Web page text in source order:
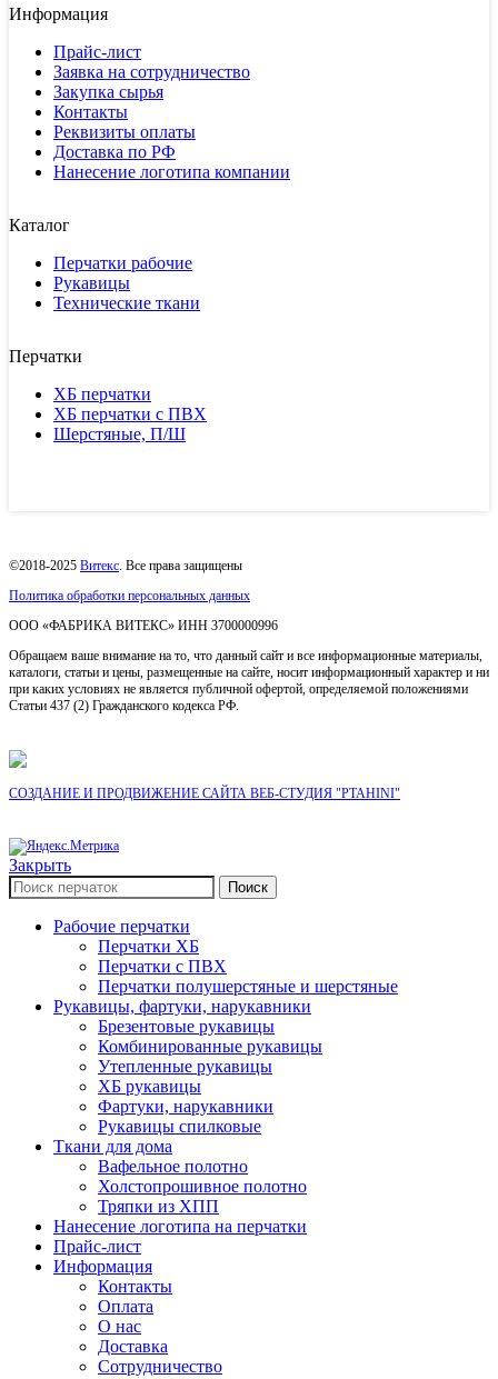
Информация
Прайс-лист
Заявка на сотрудничество
Закупка сырья
Контакты
Реквизиты оплаты
Доставка по РФ
Нанесение логотипа компании
Каталог
Перчатки рабочие
Рукавицы
Технические ткани
Перчатки
ХБ перчатки
ХБ перчатки с ПВХ
Шерстяные, П/Ш
©2018-2025 Витекс. Все права защищены
Политика обработки персональных данных
ОOO «ФАБРИКА ВИТЕКС» ИНН 3700000996
Обращаем ваше внимание на то, что данный сайт и все информационные материалы,
каталоги, статьи и цены, размещенные на сайте, носит информационный характер и ни
при каких условиях не является публичной офертой, определяемой положениями
Статьи 437 (2) Гражданского кодекса РФ.
СОЗДАНИЕ И ПРОДВИЖЕНИЕ САЙТА ВЕБ-СТУДИЯ "PTAHINI"
Закрыть
Поиск
Рабочие перчатки
Перчатки ХБ
Перчатки с ПВХ
Перчатки полушерстяные и шерстяные
Рукавицы, фартуки, нарукавники
Брезентовые рукавицы
Комбинированные рукавицы
Утепленные рукавицы
ХБ рукавицы
Фартуки, нарукавники
Рукавицы спилковые
Ткани для дома
Вафельное полотно
Холстопрошивное полотно
Тряпки из ХПП
Нанесение логотипа на перчатки
Прайс-лист
Информация
Контакты
Оплата
О нас
Доставка
Сотрудничество